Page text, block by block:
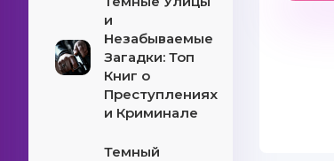
и
Незабываемые
Загадки: Топ
Книг о
Преступлениях
и Криминале
Темный